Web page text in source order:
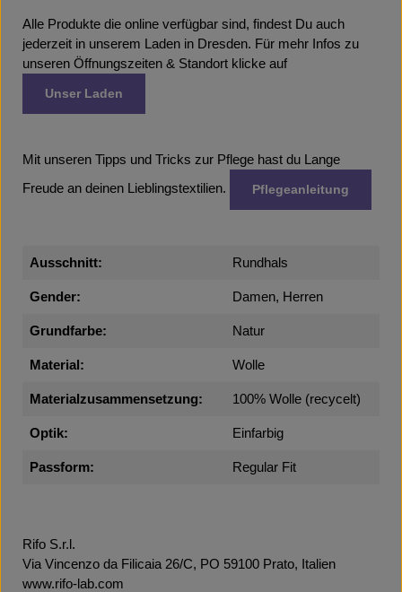
Alle Produkte die online verfügbar sind, findest Du auch
jederzeit in unserem Laden in Dresden. Für mehr Infos zu
unseren Öffnungszeiten & Standort klicke auf
Unser Laden
Mit unseren Tipps und Tricks zur Pflege hast du Lange
Freude an deinen Lieblingstextilien. Pflegeanleitung
Ausschnitt: Rundhals
Gender: Damen, Herren
Grundfarbe: Natur
Material: Wolle
Materialzusammensetzung: 100% Wolle (recycelt)
Optik: Einfarbig
Passform: Regular Fit
Rifo S.r.l.
Via Vincenzo da Filicaia 26/C, PO 59100 Prato, Italien
www.rifo-lab.com